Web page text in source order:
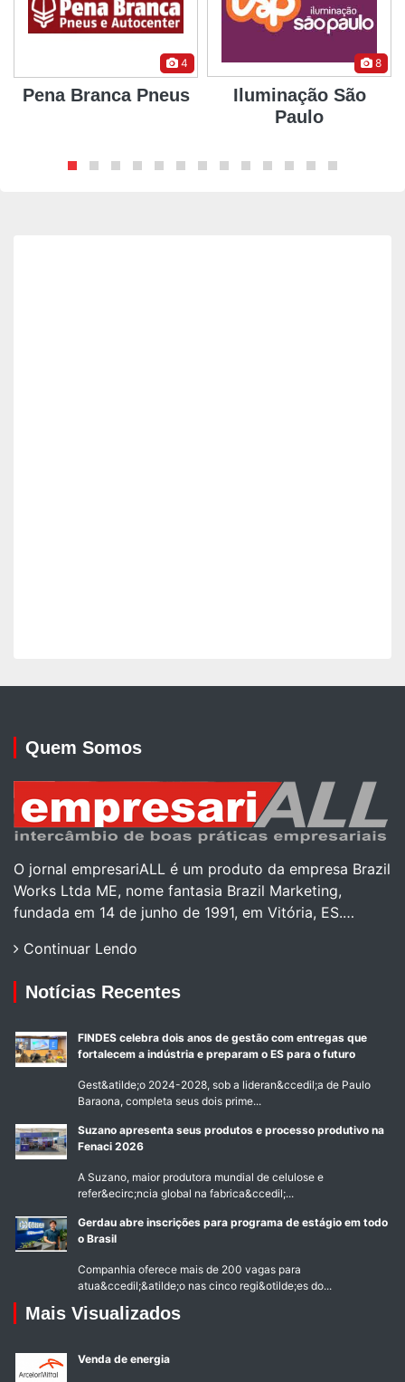
4
Pena Branca Pneus
8
Iluminação São
Paulo
Quem Somos
O jornal empresariALL é um produto da empresa Brazil
Works Ltda ME, nome fantasia Brazil Marketing,
fundada em 14 de junho de 1991, em Vitória, ES.…
Continuar Lendo
Notícias Recentes
FINDES celebra dois anos de gestão com entregas que
fortalecem a indústria e preparam o ES para o futuro
Gest&atilde;o 2024-2028, sob a lideran&ccedil;a de Paulo
Baraona, completa seus dois prime...
Suzano apresenta seus produtos e processo produtivo na
Fenaci 2026
A Suzano, maior produtora mundial de celulose e
refer&ecirc;ncia global na fabrica&ccedil;...
Gerdau abre inscrições para programa de estágio em todo
o Brasil
Companhia oferece mais de 200 vagas para
atua&ccedil;&atilde;o nas cinco regi&otilde;es do...
Mais Visualizados
Venda de energia